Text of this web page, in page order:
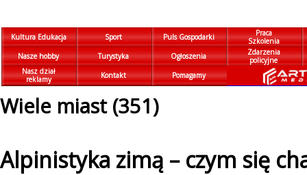
Kultura Edukacja Sport Puls Gospodarki
Praca
Szkolenia
Nasze hobby
Turystyka Ogłoszenia
Zdarzenia
policyjne
Nasz dział
reklamy
Kontakt Pomagamy
Wiele miast (351)
Alpinistyka zimą – czym się